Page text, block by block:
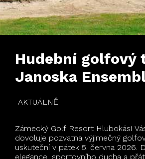
Hudební golfový
Janoska
AKTUÁLNĚ
Zámecký Golf Resort Hlubokási
dovoluje pozvatna výjimečný
uskuteční v pátek 5. června 2026. Den plný
elegance, sportovního ducha a